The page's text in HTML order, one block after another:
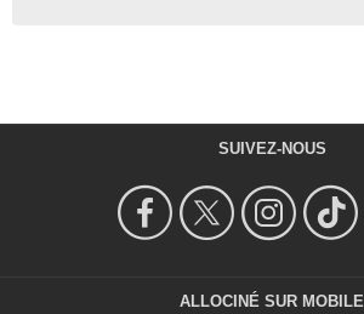
SUIVEZ-NOUS
ALLOCINÉ SUR MOBILE